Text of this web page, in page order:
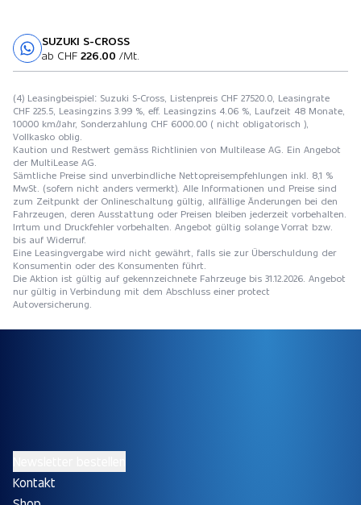
SUZUKI S-CROSS
ab CHF 226.00 /Mt.
(4) Leasingbeispiel: Suzuki S-Cross, Listenpreis CHF 27520.0, Leasingrate
CHF 225.5, Leasingzins 3.99 %, eff. Leasingzins 4.06 %, Laufzeit 48 Monate,
10000 km/Jahr, Sonderzahlung CHF 6000.00 ( nicht obligatorisch ),
Vollkasko oblig.
Kaution und Restwert gemäss Richtlinien von Multilease AG. Ein Angebot
der MultiLease AG.
Sämtliche Preise sind unverbindliche Nettopreisempfehlungen inkl. 8,1 %
MwSt. (sofern nicht anders vermerkt). Alle Informationen und Preise sind
zum Zeitpunkt der Onlineschaltung gültig, allfällige Änderungen bei den
Fahrzeugen, deren Ausstattung oder Preisen bleiben jederzeit vorbehalten.
Irrtum und Druckfehler vorbehalten. Angebot gültig solange Vorrat bzw.
bis auf Widerruf.
Eine Leasingvergabe wird nicht gewährt, falls sie zur Überschuldung der
Konsumentin oder des Konsumenten führt.
Die Aktion ist gültig auf gekennzeichnete Fahrzeuge bis 31.12.2026. Angebot
nur gültig in Verbindung mit dem Abschluss einer protect
Autoversicherung.
Kontakt